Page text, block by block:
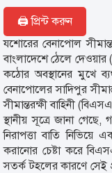
🖨 প্রিন্ট করুন
যশোরের বেনাপোল
বাংলাদেশে ঠেলে
কঠোর অবস্থানের মুখে
বেনাপোলের সাদিপুর
সীমান্তরক্ষী বাহিনী
স্থানীয় সূত্রে জানা
নিরাপত্তা বাতি
করানোর চেষ্টা করে
সতর্ক টহলের কারণে সেই